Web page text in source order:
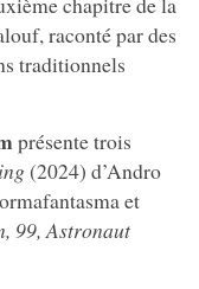
raconté par des
traditionnels
présente trois
(2024) d’Andro
et
99, Astronaut